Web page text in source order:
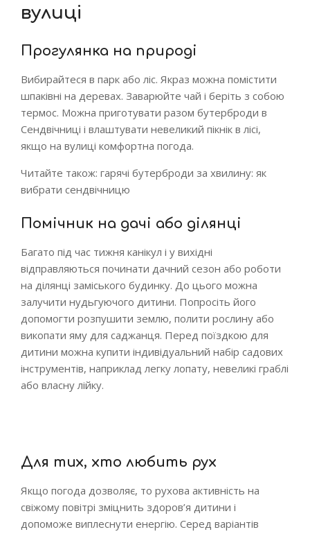
вулиці
Прогулянка на природі
Вибирайтеся в парк або ліс. Якраз можна помістити
шпаківні на деревах. Заварюйте чай і беріть з собою
термос. Можна приготувати разом бутерброди в
Сендвічниці і влаштувати невеликий пікнік в лісі,
якщо на вулиці комфортна погода.
Читайте також: гарячі бутерброди за хвилину: як
вибрати сендвічницю
Помічник на дачі або ділянці
Багато під час тижня канікул і у вихідні
відправляються починати дачний сезон або роботи
на ділянці заміського будинку. До цього можна
залучити нудьгуючого дитини. Попросіть його
допомогти розпушити землю, полити рослину або
викопати яму для саджанця. Перед поїздкою для
дитини можна купити індивідуальний набір садових
інструментів, наприклад легку лопату, невеликі граблі
або власну лійку.
Для тих, хто любить рух
Якщо погода дозволяє, то рухова активність на
свіжому повітрі зміцнить здоров’я дитини і
допоможе виплеснути енергію. Серед варіантів